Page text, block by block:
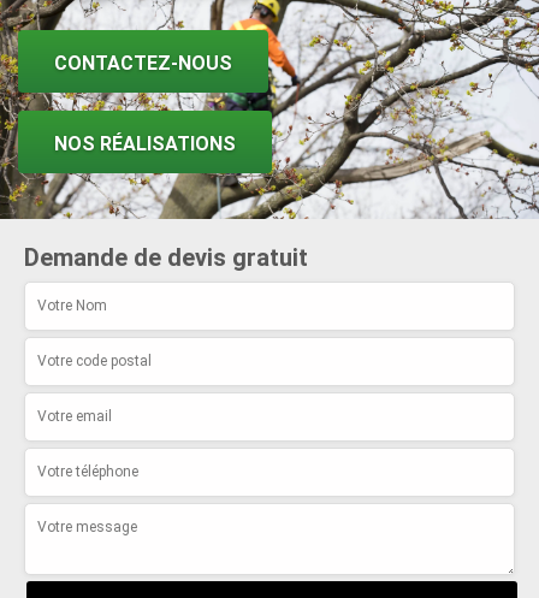
CONTACTEZ-NOUS
NOS RÉALISATIONS
Demande de devis gratuit